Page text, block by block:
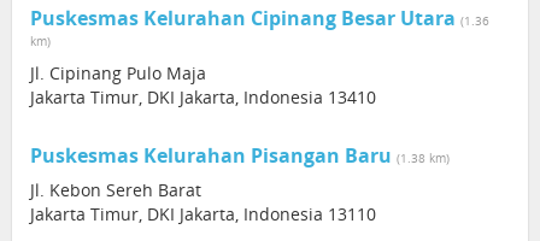
Puskesmas Kelurahan Cipinang Besar Utara (1.36
km)
Jl. Cipinang Pulo Maja
Jakarta Timur, DKI Jakarta, Indonesia 13410
Puskesmas Kelurahan Pisangan Baru (1.38 km)
Jl. Kebon Sereh Barat
Jakarta Timur, DKI Jakarta, Indonesia 13110